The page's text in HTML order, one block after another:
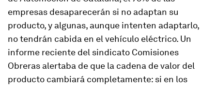
empresas desaparecerán si no adaptan su
producto, y algunas, aunque intenten adaptarlo,
no tendrán cabida en el vehículo eléctrico. Un
informe reciente del sindicato Comisiones
Obreras alertaba de que la cadena de valor del
producto cambiará completamente: si en los